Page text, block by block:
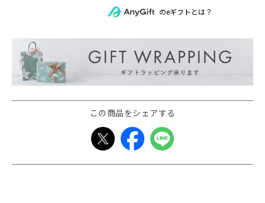
のeギフトとは？
この商品をシェアする